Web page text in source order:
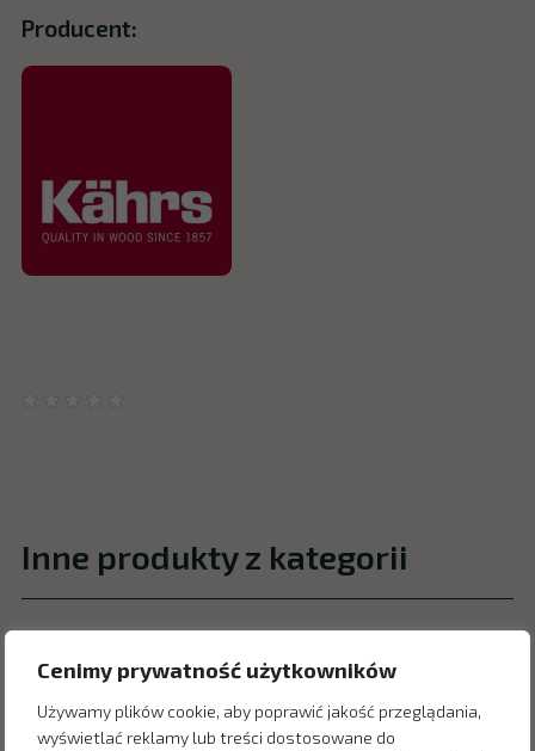
Cenimy prywatność użytkowników
Używamy plików cookie, aby poprawić jakość przeglądania,
wyświetlać reklamy lub treści dostosowane do
Producent:
Inne produkty z kategorii